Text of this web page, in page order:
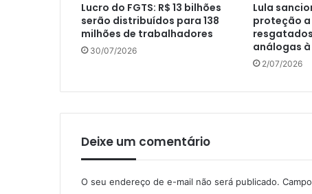
Lucro do FGTS: R$ 13 bilhões
serão distribuídos para 138
milhões de trabalhadores
30/07/2026
Lula
proteção
análogas
2/07/2026
Deixe um comentário
O seu endereço de e-mail não será publicado.